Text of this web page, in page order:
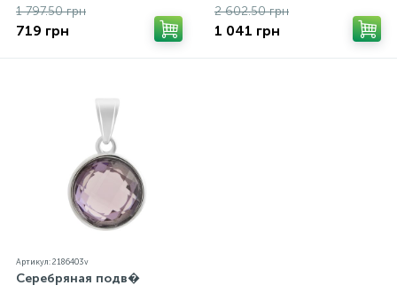
1 797.50 грн
719 грн
2 602.50 грн
1 041 грн
Артикул: 2186403v
Серебряная подв�